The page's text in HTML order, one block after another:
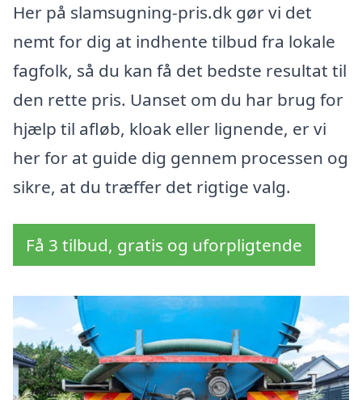
Her på slamsugning-pris.dk gør vi det
nemt for dig at indhente tilbud fra lokale
fagfolk, så du kan få det bedste resultat til
den rette pris. Uanset om du har brug for
hjælp til afløb, kloak eller lignende, er vi
her for at guide dig gennem processen og
sikre, at du træffer det rigtige valg.
Få 3 tilbud, gratis og uforpligtende